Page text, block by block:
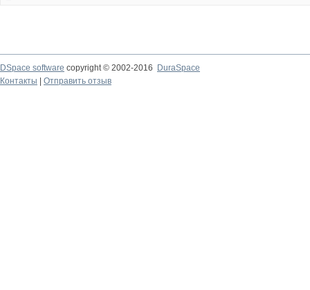
DSpace software copyright © 2002-2016
DuraSpace
Контакты
Отправить отзыв